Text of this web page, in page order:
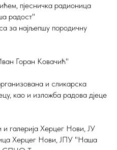
пјесничка радионица
радост"
за најљепшу породичну
Горан Ковачић"
и сликарска
као и изложба радова дјеце
и галерија Херцег Нови, ЈУ
Херцег Нови, ЈПУ "Наша